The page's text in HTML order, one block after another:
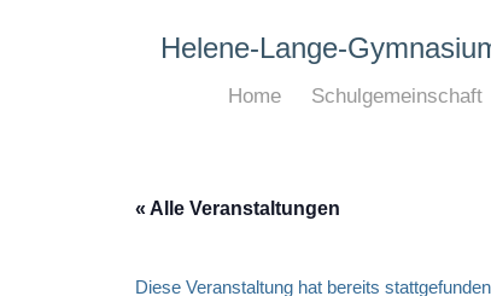
Helene-Lange-
Home Schulgemeinschaft
« Alle Veranstaltungen
Diese Veranstaltung hat bereits